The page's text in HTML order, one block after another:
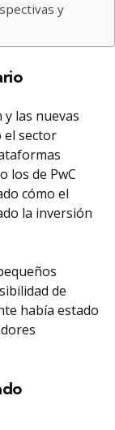
y
las nuevas
sector
los de PwC
cómo el
la inversión
de
había estado